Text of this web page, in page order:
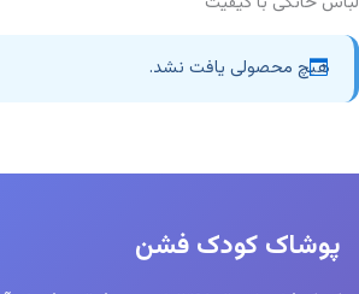
هیچ محصولی یافت نشد.
پوشاک کودک فشن